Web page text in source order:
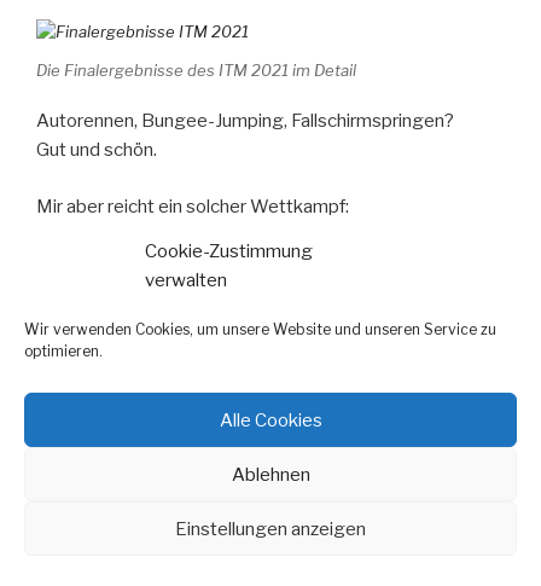
Cookie-Zustimmung
verwalten
Wir verwenden Cookies, um unsere Website und unseren Service zu
optimieren.
Alle Cookies
Ablehnen
Einstellungen anzeigen
Die Finalergebnisse des ITM 2021 im Detail
Autorennen, Bungee-Jumping, Fallschirmspringen?
Gut und schön.
Mir aber reicht ein solcher Wettkampf:
aufbaut, das man kanalisieren muss und das im besten
Falle auf direktem Weg zum Duell mit dem
Säbelzahntiger führt.
wir gemeinsam erarbeitet haben, und ihn erlegt.
Auch deshalb liebe ich, was ich tue!